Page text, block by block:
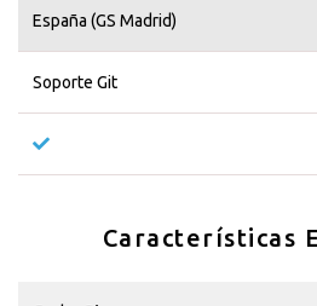
España (GS Madrid)
Soporte Git
Características